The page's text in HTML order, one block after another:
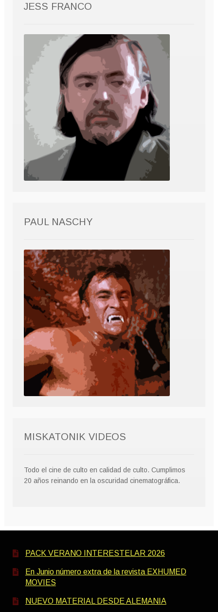
JESS FRANCO
PAUL NASCHY
MISKATONIK VIDEOS
Todo el cine de culto en calidad de culto. Cumplimos
20 años reinando en la oscuridad cinematográfica.
PACK VERANO INTERESTELAR 2026
En Junio número extra de la revista EXHUMED
MOVIES
NUEVO MATERIAL DESDE ALEMANIA